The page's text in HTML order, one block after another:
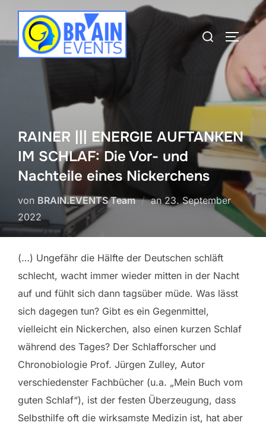
Zum
springen
Suchen
RAINER ||| ENERGIE AUFTANKEN
IM SCHLAF: Die Vor- und
Nachteile eines Nickerchens
von BRAIN.EVENTS Team an Veröffentlicht
23. September
2022
(…) Ungefähr die Hälfte der Deutschen schläft
schlecht, wacht immer wieder mitten in der Nacht
auf und fühlt sich dann tagsüber müde. Was lässt
sich dagegen tun? Gibt es ein Gegenmittel,
vielleicht ein Nickerchen, also einen kurzen Schlaf
während des Tages? Der Schlafforscher und
Chronobiologie Prof. Jürgen Zulley, Autor
verschiedenster Fachbücher (u.a. „Mein Buch vom
guten Schlaf“), ist der festen Überzeugung, dass
Selbsthilfe oft die wirksamste Medizin ist, hat aber